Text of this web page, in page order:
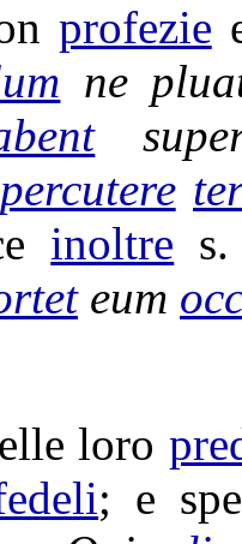
profezie
ne
percutere
inoltre
eum
loro
; e